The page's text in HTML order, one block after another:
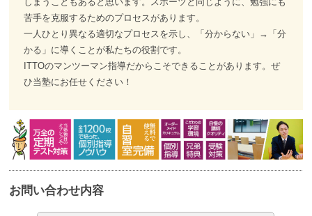
苦手を克服するためのプロセスがあります。
一人ひとり異なる適切なプロセスを示し、「分からない」→「分
かる」に導くことが私たちの役割です。
ITTOのマンツーマン指導だからこそできることがあります。ぜ
ひ当塾にお任せください！
お問い合わせ内容